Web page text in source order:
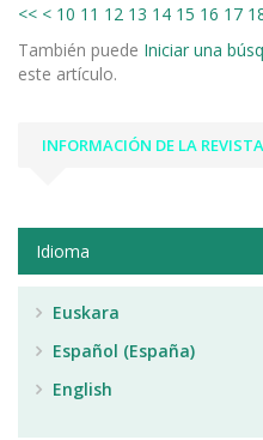
<< < 10 11 12 13 14 15 16 17
También puede Iniciar una
este artículo.
INFORMACIÓN DE LA REVISTA
Idioma
Euskara
Español (España)
English